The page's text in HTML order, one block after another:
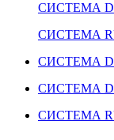
СИСТЕМА
СИСТЕМА
СИСТЕМА
СИСТЕМА
СИСТЕМА